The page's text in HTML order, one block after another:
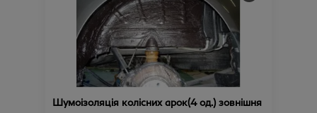
Шумоізоляція колісних арок(4 од.) зовнішня